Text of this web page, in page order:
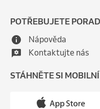
POTŘEBUJETE
Nápověda
Kontaktujte nás
STÁHNĚTE SI